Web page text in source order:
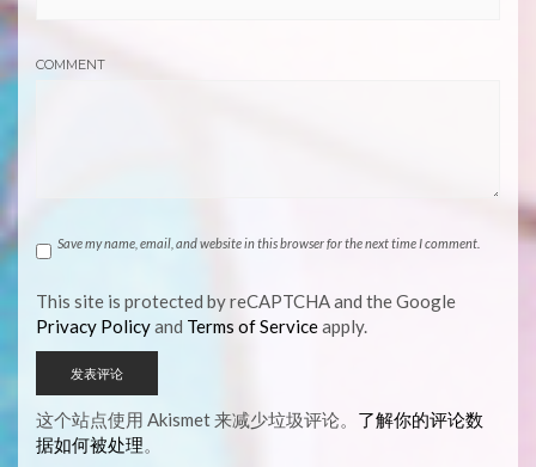
COMMENT
Save my name, email, and website in this browser for the next time I comment.
This site is protected by reCAPTCHA and the Google
Privacy Policyand Terms of Serviceapply.
这个站点使用 Akismet 来减少垃圾评论。 了解你的评论数
据如何被处理。